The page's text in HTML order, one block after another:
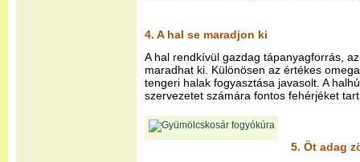
4. A hal se maradjon ki
A hal rendkívül gazdag tápanyagforrás,
maradhat ki. Különösen az értékes
tengeri halak fogyasztása javasolt. A
szervezetet számára fontos fehérjéket
5. Öt adag